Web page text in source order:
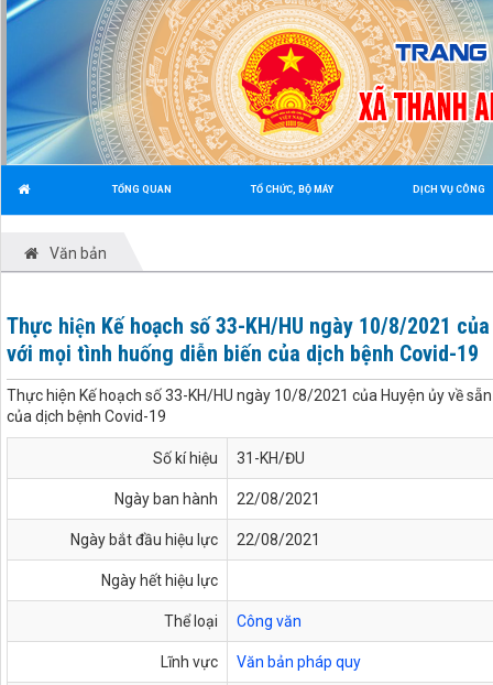
TỔNG QUAN TỔ CHỨC, BỘ MÁY DỊCH VỤ CÔNG
Văn bản
Thực hiện Kế hoạch số 33-KH/HU ngày 10/8/2021
với mọi tình huống diễn biến của dịch bệnh Covid-19
Thực hiện Kế hoạch số 33-KH/HU ngày 10/8/2021 của Huyện ủy về
của dịch bệnh Covid-19
Số kí hiệu 31-KH/ĐU
Ngày ban hành 22/08/2021
Ngày bắt đầu hiệu lực 22/08/2021
Ngày hết hiệu lực
Thể loại Công văn
Lĩnh vực Văn bản pháp quy